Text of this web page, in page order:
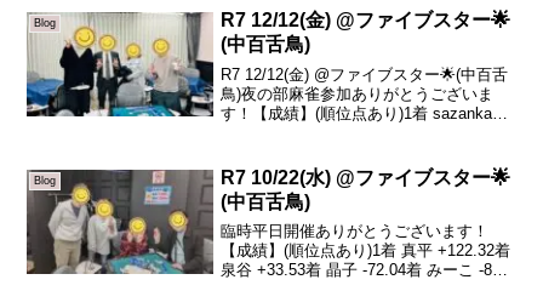
つさんです！...
Blog
R7 12/12(金) @ファイブスター🌟
(中百舌鳥)
R7 12/12(金) @ファイブスター🌟(中百舌
鳥)夜の部麻雀参加ありがとうございま
す！【成績】(順位点あり)1着 sazanka
プ...
Blog
R7 10/22(水) @ファイブスター🌟
(中百舌鳥)
臨時平日開催ありがとうございます！
【成績】(順位点あり)1着 真平 +122.32着
泉谷 +33.53着 晶子 -72.04着 みーこ -83.8